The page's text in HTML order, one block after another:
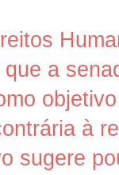
a
à
sugere